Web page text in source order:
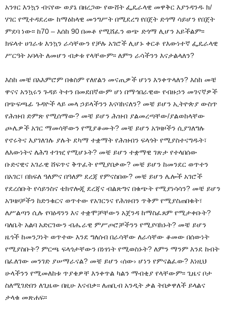
አንፃር እንኳን ብናየው ወያኔ በዘረጋው የውሸት ፌዴራላዊ መዋቅር እያንዳንዱ ክ/
ሃገር የሚተዳደረው ከማዕከላዊ መንግሥት በሚደረግ የበጀት ድጎማ ሳይሆን የበጀት
ምደባ ነው፡፡ ከ70 – እሰከ 90 በመቶ የሚሸፈን ወጭ ድጎማ ሊሆን አይችልም፡፡
ክፍላተ ሀገራቱ እንኳን ራሳቸውን የቻሉ አገሮች ሊሆኑ ቀርቶ የእውነተኛ ፌዴራላዊ
ሥርዓት አባላት ለመሆን ብቃቱ የላቸውም፡፡ ለምን ራሳችንን እናታልላለን?
እስከ መቼ በአእምሮም በቁስም የለየልን መናጢዎች ሆነን እንቀጥላለን? እስከ መቼ
ዋናና አንኳሩን ጉዳይ ትተን በመደበኛውም ሆነ በማኅበራዊው የብዙኃን መገናኛዎች
በጭፍጫፊ ጉዳዮች ላይ መላ ኃይላችንን እናባክናለን? መቼ ይሆን ኢትዮጵያ ውስጥ
የሕዝብ ድምጽ የሚሰማው? መቼ ይሆን ሕዝብ ያልመረጣቸው/ያልወከላቸው
ጮሌዎች አገር ማመሳቸውን የሚያቆሙት? መቼ ይሆን አገዛዞችን ሲያገለግሉ
የኖሩትና እያገለገሉ ያሉት ደካማ ተቋማት የሕዝብን ፍላጎት የሚያስተናግዱት፣
ለእውነትና ለሕግ ተገዢ የሚሆኑት? መቼ ይሆን ተቋማዊ ገጽታ የተላበሰው
ቡድናዊና አገራዊ ሸፍጥና ቅጥፈት የሚያበቃው? መቼ ይሆን ከመንደር ወጥተን
በአገር፣ በክፍለ ዓለምና በዓለም ደረጃ የምናስበው? መቼ ይሆን ሌሎች አገሮች
የደረሰቡት የሳይንስና ቴክኖሎጂ ደረጃና ብልጽግና በቁጭት የሚያነሳሳን? መቼ ይሆን
አገዛዞቻችን ከድንቁርና ወጥተው የአገርንና የሕዝብን ጥቅም የሚያስጠበቁት፣
ለሥልጣን ሲሉ የባዕዳንን እና ተቋሞቻቸውን አጀንዳ ከማስፈጸም የሚታቀቡት?
ባለቤት አልባ አድርገውን ብሔራዊ ምሥጦሮቻችንን የሚያባክኑት? መቼ ይሆን
ዜጎች ከመንጋነት ወጥተው እንደ ግለሰብ በራሳቸው ለራሳቸው ቆመው በሰውነት
የሚያስቡት? ምርጫ ፍላጎታቸውን በነፃነት የሚወስኑት? ለምን ማንም እንደ ከብት
በፈለገው መንገድ ያሠማራናል? መቼ ይሆን ‹ሰው› ሆነን የምናልፈው? እነዚህ
ሁላችንን የሚመለከቱ ጥያቄዎቸ እንቀጥል ካልን ማብቂያ የላቸውም፡፡ ጊዜና ቦታ
ስለሚገድበን ለጊዜው በዚሁ እናብቃ፡፡ ለጠቢብ አንዲት ቃል ትበቃዋለች ይላልና
ታላቁ መጽሐፍ፡፡